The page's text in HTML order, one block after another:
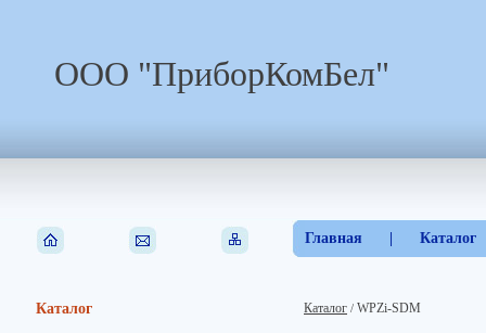
ООО "ПриборКомБел"
Главная Каталог
Каталог Каталог / WPZi-SDM